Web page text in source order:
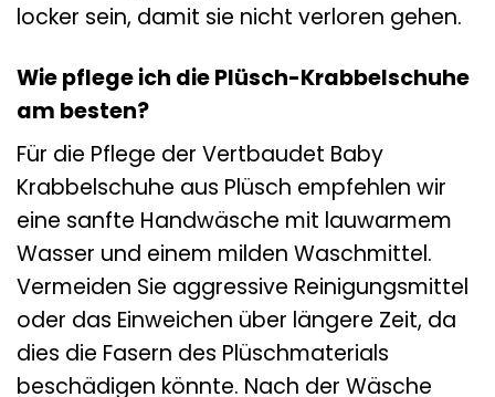
locker sein, damit sie nicht verloren gehen.
Wie pflege ich die Plüsch-Krabbelschuhe
am besten?
Für die Pflege der Vertbaudet Baby
Krabbelschuhe aus Plüsch empfehlen wir
eine sanfte Handwäsche mit lauwarmem
Wasser und einem milden Waschmittel.
Vermeiden Sie aggressive Reinigungsmittel
oder das Einweichen über längere Zeit, da
dies die Fasern des Plüschmaterials
beschädigen könnte. Nach der Wäsche